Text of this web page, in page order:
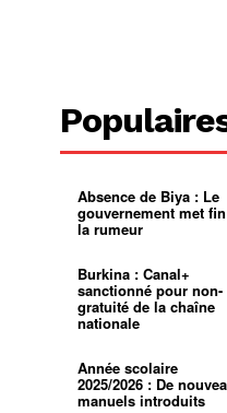
grandes
pluies
Échec au
Le père
pasteur
L’État
d’or
Croyance
religieuse
Entre
bricolage
mentale
01:12
mettra-t-
au
Absence de Biya : Le
gouvernement met
la rumeur
Burkina : Canal+
sanctionné pour non-
gratuité de la chaîne
nationale
Année scolaire
2025/2026 : De
manuels introduits